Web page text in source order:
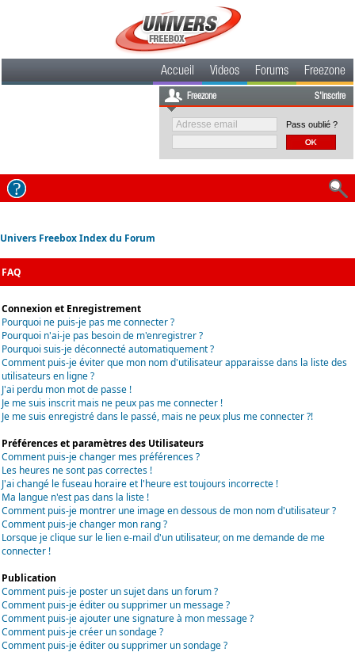
Accueil Videos Forums Freezone
Freezone S'inscrire
Pass oublié ?
Univers Freebox Index du Forum
FAQ
Connexion et Enregistrement
Pourquoi ne puis-je pas me connecter ?
Pourquoi n'ai-je pas besoin de m'enregistrer ?
Pourquoi suis-je déconnecté automatiquement ?
Comment puis-je éviter que mon nom d'utilisateur apparaisse dans la liste des
utilisateurs en ligne ?
J'ai perdu mon mot de passe !
Je me suis inscrit mais ne peux pas me connecter !
Je me suis enregistré dans le passé, mais ne peux plus me connecter ?!
Préférences et paramètres des Utilisateurs
Comment puis-je changer mes préférences ?
Les heures ne sont pas correctes !
J'ai changé le fuseau horaire et l'heure est toujours incorrecte !
Ma langue n'est pas dans la liste !
Comment puis-je montrer une image en dessous de mon nom d'utilisateur ?
Comment puis-je changer mon rang ?
Lorsque je clique sur le lien e-mail d'un utilisateur, on me demande de me
connecter !
Publication
Comment puis-je poster un sujet dans un forum ?
Comment puis-je éditer ou supprimer un message ?
Comment puis-je ajouter une signature à mon message ?
Comment puis-je créer un sondage ?
Comment puis-je éditer ou supprimer un sondage ?